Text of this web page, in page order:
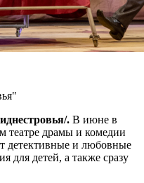
. В июне в
театре драмы и комедии
детективные и любовные
для детей, а также сразу